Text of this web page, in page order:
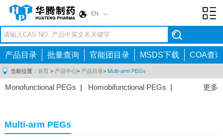
EN
产品目录 批量查询 官能团目录 MSDS下载 COA查询
当前位置： 首页 > 产品中心> 产品目录> Multi-arm PEGs
更多
Monofunctional PEGs | Homobifunctional PEGs |
Multi-arm PEGs